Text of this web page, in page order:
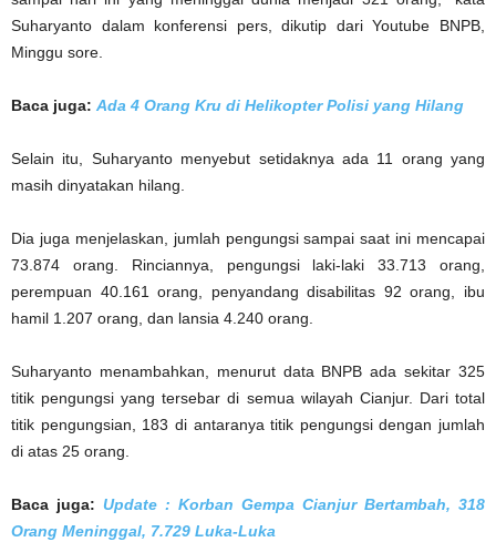
Suharyanto dalam konferensi pers, dikutip dari Youtube BNPB,
Minggu sore.
Baca juga: Ada 4 Orang Kru di Helikopter Polisi yang Hilang
Selain itu, Suharyanto menyebut setidaknya ada 11 orang yang
masih dinyatakan hilang.
Dia juga menjelaskan, jumlah pengungsi sampai saat ini mencapai
73.874 orang. Rinciannya, pengungsi laki-laki 33.713 orang,
perempuan 40.161 orang, penyandang disabilitas 92 orang, ibu
hamil 1.207 orang, dan lansia 4.240 orang.
Suharyanto menambahkan, menurut data BNPB ada sekitar 325
titik pengungsi yang tersebar di semua wilayah Cianjur. Dari total
titik pengungsian, 183 di antaranya titik pengungsi dengan jumlah
di atas 25 orang.
Baca juga: Update : Korban Gempa Cianjur Bertambah, 318
Orang Meninggal, 7.729 Luka-Luka